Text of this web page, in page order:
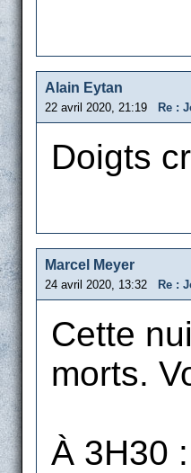
Alain Eytan
22 avril 2020, 21:19 Re :
Doigts
Marcel Meyer
24 avril 2020, 13:32 Re :
Cette
morts.
À 3H30 :